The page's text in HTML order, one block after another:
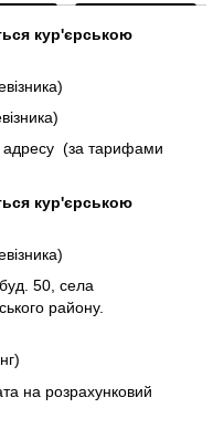
кур'єрською
(за тарифами
кур'єрською
50, села
району.
на розрахунковий